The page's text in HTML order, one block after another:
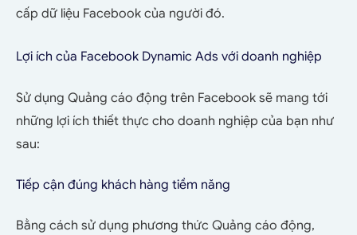
cấp dữ liệu Facebook của người đó.
Lợi ích của Facebook Dynamic Ads với doanh nghiệp
Sử dụng Quảng cáo động trên Facebook sẽ mang tới
những lợi ích thiết thực cho doanh nghiệp của bạn như
sau:
Tiếp cận đúng khách hàng tiềm năng
Bằng cách sử dụng phương thức Quảng cáo động,